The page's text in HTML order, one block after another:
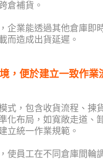
倉補貨。
企業能透過其他倉庫即
而造成出貨延遲。
，便於建立一致作業
式，包含收貨流程、揀
化布局，如寬敞走道、
立統一作業規範。
使員工在不同倉庫間輪